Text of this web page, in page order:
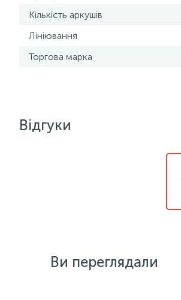
Кількість аркушів
Лініювання
Торгова марка
Відгуки
Ви переглядали